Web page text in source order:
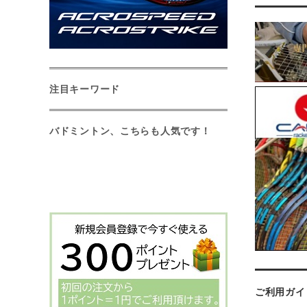
ご利用ガ
注目キーワード
バドミントン、こちらも人気です！